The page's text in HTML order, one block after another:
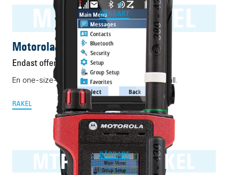
MXP600 RAKEL
BÄRBART
Motorola MXP600 RAKEL
Endast offert
En one-size-fits-all Rakelmobil. Nästan i alla fall.
RAKEL
MTP8550Ex RAKEL
BÄRBART